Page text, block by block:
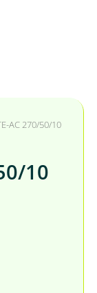
AC 270/50/10
10